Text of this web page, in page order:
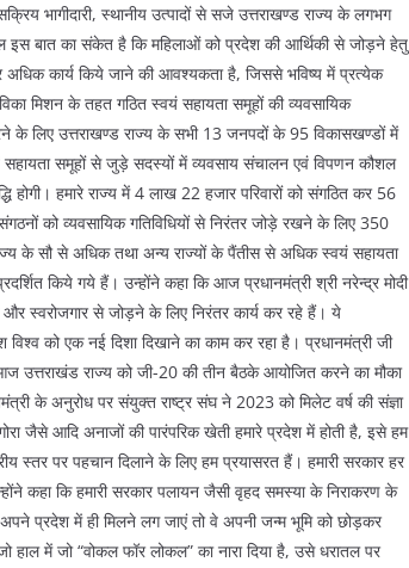
भागीदारी, स्थानीय उत्पादों से सजे उत्तराखण्ड राज्य के लगभग
इस बात का संकेत है कि महिलाओं को प्रदेश की आर्थिकी से जोड़ने हेतु
अधिक कार्य किये जाने की आवश्यकता है, जिससे भविष्य में प्रत्येक
मिशन के तहत गठित स्वयं सहायता समूहों की व्यवसायिक
के लिए उत्तराखण्ड राज्य के सभी 13 जनपदों के 95 विकासखण्डों में
सहायता समूहों से जुड़े सदस्यों में व्यवसाय संचालन एवं विपणन कौशल
होगी। हमारे राज्य में 4 लाख 22 हजार परिवारों को संगठित कर 56
को व्यवसायिक गतिविधियों से निरंतर जोड़े रखने के लिए 350
के सौ से अधिक तथा अन्य राज्यों के पैंतीस से अधिक स्वयं सहायता
किये गये हैं। उन्होंने कहा कि आज प्रधानमंत्री श्री नरेन्द्र मोदी
और स्वरोजगार से जोड़ने के लिए निरंतर कार्य कर रहे हैं। ये
को एक नई दिशा दिखाने का काम कर रहा है। प्रधानमंत्री जी
उत्तराखंड राज्य को जी-20 की तीन बैठके आयोजित करने का मौका
के अनुरोध पर संयुक्त राष्ट्र संघ ने 2023 को मिलेट वर्ष की संज्ञा
जैसे आदि अनाजों की पारंपरिक खेती हमारे प्रदेश में होती है, इसे हम
स्तर पर पहचान दिलाने के लिए हम प्रयासरत हैं। हमारी सरकार हर
कहा कि हमारी सरकार पलायन जैसी वृहद समस्या के निराकरण के
प्रदेश में ही मिलने लग जाएं तो वे अपनी जन्म भूमि को छोड़कर
में जो “वोकल फॉर लोकल” का नारा दिया है, उसे धरातल पर